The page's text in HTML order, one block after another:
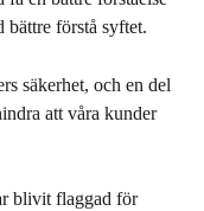
bättre förstå syftet.
säkerhet, och en del
att våra kunder
blivit flaggad för